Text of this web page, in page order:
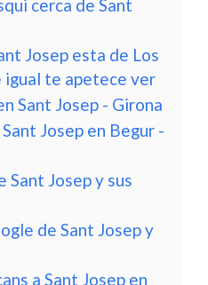
cerca de Sant
Josep esta de Los
te apetece ver
Sant Josep - Girona
Josep en Begur -
Sant Josep y sus
de Sant Josep y
a Sant Josep en